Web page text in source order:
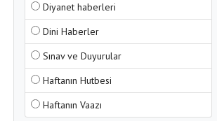
Diyanet haberleri
Dini Haberler
Sınav ve Duyurular
Haftanın Hutbesi
Haftanın Vaazı